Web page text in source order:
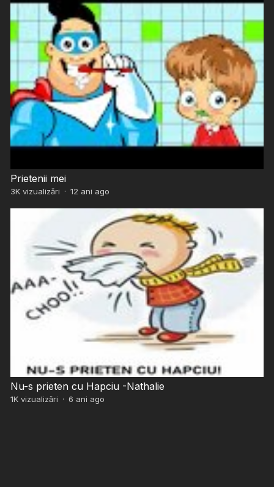
Prietenii mei
3Kvizualizări · 12 ani ago
Nu-s prieten cu Hapciu -Nathalie
1Kvizualizări · 6 ani ago